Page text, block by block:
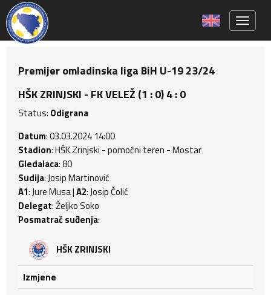
Premijer omladinska liga BiH U-19 23/24
HŠK ZRINJSKI - FK VELEŽ (1 : 0) 4 : 0
Status: Odigrana
Datum: 03.03.2024 14:00
Stadion: HŠK Zrinjski - pomoćni teren - Mostar
Gledalaca: 80
Sudija: Josip Martinović
A1: Jure Musa |A2: Josip Čolić
Delegat: Željko Soko
Posmatrač suđenja:
HŠK ZRINJSKI
Izmjene